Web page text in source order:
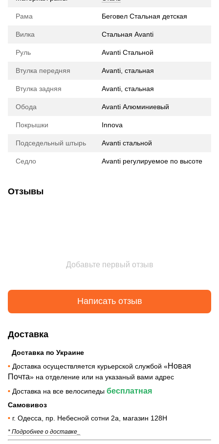
Рама Беговел Стальная детская
Вилка Стальная Avanti
Руль Avanti Стальной
Втулка передняя Avanti, стальная
Втулка задняя Avanti, стальная
Обода Avanti Алюминиевый
Покрышки Innova
Подседельный штырь Avanti стальной
Седло Avanti регулируемое по высоте
Отзывы
Добавьте первый отзыв
Написать отзыв
Доставка
Доставка по Украине
• Доставка осуществляется курьерской службой «Новая
Почта» на отделение или на указаный вами адрес
• Доставка на все велосипеды бесплатная
Самовивоз
• г. Одесса, пр. Небесной сотни 2а, магазин 128Н
* Подробнее о доставке_